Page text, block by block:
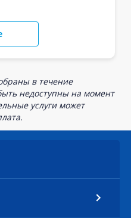
в течение
недоступны на момент
услуги может